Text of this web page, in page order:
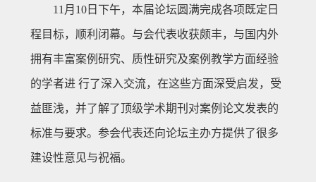
11月10日下午，本届论坛圆满完成各项既定日
程目标，顺利闭幕。与会代表收获颇丰，与国内外
拥有丰富案例研究、质性研究及案例教学方面经验
的学者进 行了深入交流，在这些方面深受启发，受
益匪浅，并了解了顶级学术期刊对案例论文发表的
标准与要求。参会代表还向论坛主办方提供了很多
建设性意见与祝福。